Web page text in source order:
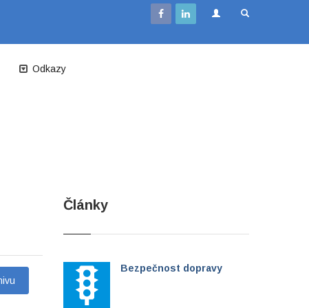
Odkazy
Články
Bezpečnost dopravy